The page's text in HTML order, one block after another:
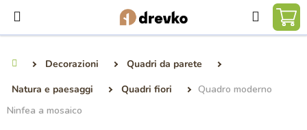
contenuto
Ricerca
Decorazioni
Quadri da parete
Natura e paesaggi
Quadri fiori
Quadro moderno
Ninfea a mosaico